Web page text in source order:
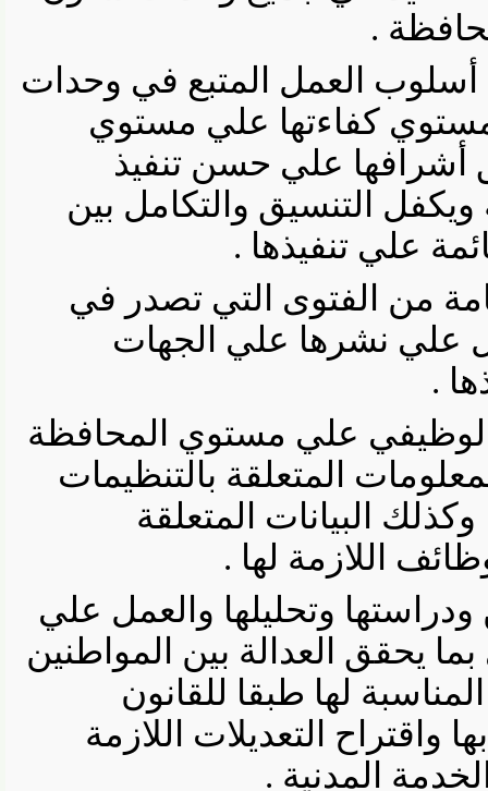
.
العمل المتبع في وحدات
كفاءتها علي مستوي
علي حسن تنفيذ
التنسيق والتكامل بين
علي تنفيذها .
من الفتوى التي تصدر في
نشرها علي الجهات
.
علي مستوي المحافظة
المتعلقة بالتنظيمات
البيانات المتعلقة
اللازمة لها .
وتحليلها والعمل علي
العدالة بين المواطنين
لها طبقا للقانون
التعديلات اللازمة
المدنية .